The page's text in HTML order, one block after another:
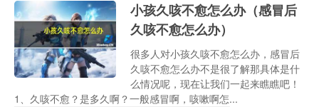
小孩久咳不愈怎么办（感冒后
久咳不愈怎么办）
很多人对小孩久咳不愈怎么办，感冒后
久咳不愈怎么办不是很了解那具体是什
么情况呢，现在让我们一起来瞧瞧吧！
1、久咳不愈？是多久啊？一般感冒啊，咳嗽啊怎...